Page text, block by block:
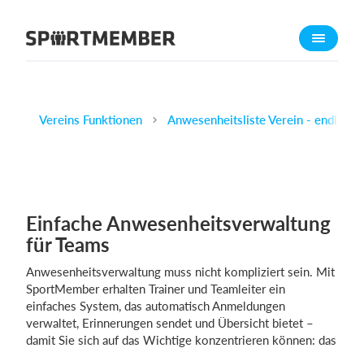
Über SportMember
Karriere
Mitgliedsbeitrag
Homepage erstellen
Vereins App
Belegungsplan
Was kostet es?
Vereins Funktionen Anwesenheitsliste Verein - endlich
Einfache Anwesenheitsverwaltung
für Teams
Anwesenheitsverwaltung muss nicht kompliziert sein. Mit
SportMember erhalten Trainer und Teamleiter ein
einfaches System, das automatisch Anmeldungen
verwaltet, Erinnerungen sendet und Übersicht bietet –
damit Sie sich auf das Wichtige konzentrieren können: das